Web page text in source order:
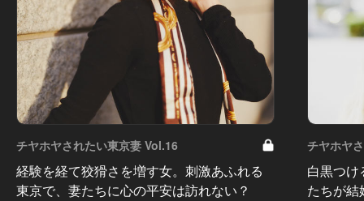
チヤホヤされたい東京妻 Vol.16
経験を経て狡猾さを増す女。刺激あふれる
東京で、妻たちに心の平安は訪れない？
チヤホヤ
白黒つ
たちが